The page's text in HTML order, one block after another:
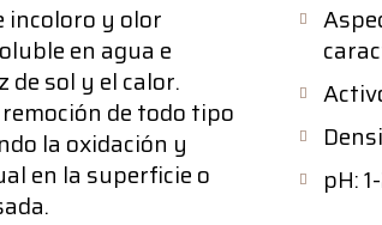
incoloro y olor
en agua e
de sol y el calor.
de todo tipo
la oxidación y
en la superficie o
pH: